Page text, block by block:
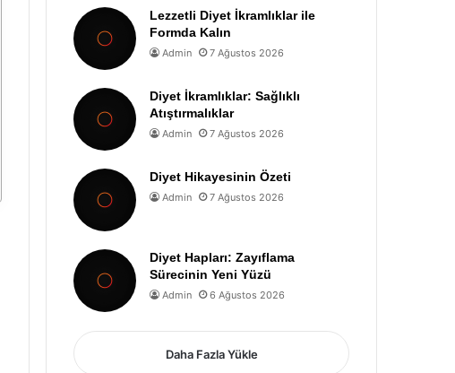
Lezzetli Diyet İkramlıklar ile
Formda Kalın
Admin 7 Ağustos 2026
Diyet İkramlıklar: Sağlıklı
Atıştırmalıklar
Admin 7 Ağustos 2026
Diyet Hikayesinin Özeti
Admin 7 Ağustos 2026
Diyet Hapları: Zayıflama
Sürecinin Yeni Yüzü
Admin 6 Ağustos 2026
Daha Fazla Yükle